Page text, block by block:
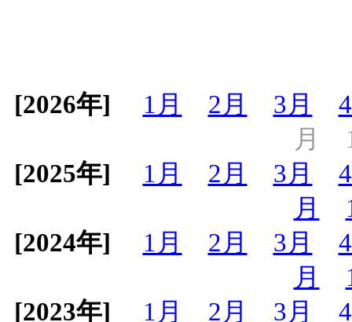
[2026年] 1月 2月 3月
月
[2025年]
1月 2月 3月
月
[2024年]
1月 2月 3月
月
[2023年]
1月 2月 3月